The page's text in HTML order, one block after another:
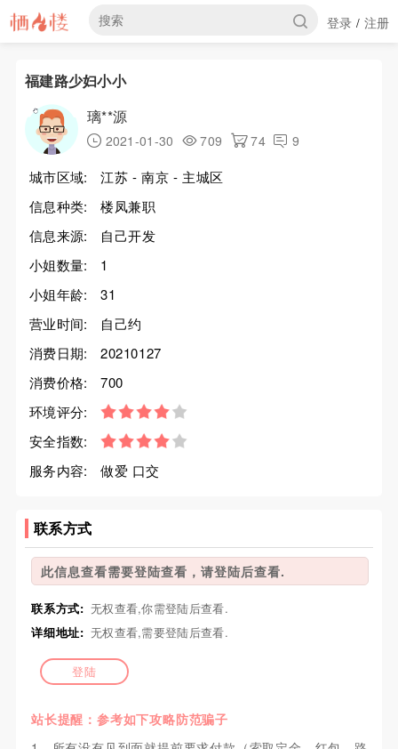
登录 / 注册
福建路少妇小小
璃**源
2021-01-30 709 74 9
城市区域:
江苏 - 南京 - 主城区
信息种类:
楼凤兼职
信息来源:
自己开发
小姐数量:
1
小姐年龄:
31
营业时间:
自己约
消费日期:
20210127
消费价格:
700
环境评分:
安全指数:
服务内容:
做爱 口交
联系方式
此信息查看需要登陆查看，请登陆后查看.
联系方式: 无权查看,你需登陆后查看.
详细地址: 无权查看,需要登陆后查看.
登陆
站长提醒：参考如下攻略防范骗子